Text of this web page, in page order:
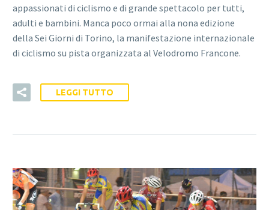
appassionati di ciclismo e di grande spettacolo per tutti,
adulti e bambini. Manca poco ormai alla nona edizione
della Sei Giorni di Torino, la manifestazione internazionale
di ciclismo su pista organizzata al Velodromo Francone.
LEGGI TUTTO